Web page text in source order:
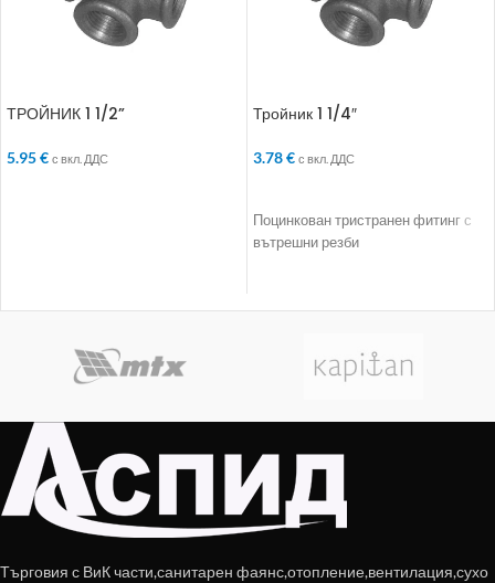
ТРОЙНИК 1 1/2”
5.95€ с вкл. ДДС
Тройник 1 1/4″
3.78€ с вкл. ДДС
Поцинкован тристранен фитинг с
вътрешни резби
Търговия с ВиК части,санитарен фаянс,отопление,вентилация,сухо